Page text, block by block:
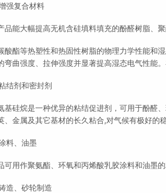
强复合材料
品能大幅提高无机含硅填料填充的酚醛树脂、
酸酯等热塑性和热固性树脂的物理力学性能和
弯曲强度、拉伸强度并显著提高湿态电气性能
结剂和密封剂
基硅烷是一种优异的粘结促进剂，可用于酚醛
、金属及其它基材的长久粘合,对气候有极好的
料、油墨
可用作聚氨酯、环氧和丙烯酸乳胶涂料和油墨
造、砂轮制造